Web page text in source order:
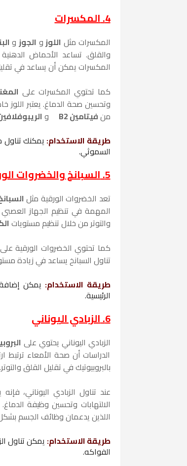
4. المكسرات
المكسرات مثل اللوز و الجوز و
المكسرات يمكن أن يساعد في
كما تحتوي المكسرات على
وتحسين صحة الدماغ. يعتبر اللوز
منفيتامين B2 و
طريقة الاستخدام: يمكنك
السموثي.
5. السبانخ والخضروات
تعد الخضروات الورقية مثل
المهمة في تنظيم الجهاز
والتوتر من خلال تنظيم مستويات
كما تحتوي الخضروات الورقية على
تناول السبانخ يساعد في زيادة
طريقة الاستخدام: يمكن
الرئيسية.
6. الزبادي اليوناني
الزبادي اليوناني يحتوي على
الدراسات أن صحة الأمعاء ترتبط
بالبروبيوتيك في تقليل القلق والتوتر.
عند تناول الزبادي اليوناني،
الالتهابات وتحسين وظيفة
اللذين يدعمان وظائف الجسم
طريقة الاستخدام: يمكن تناول
الفواكه.